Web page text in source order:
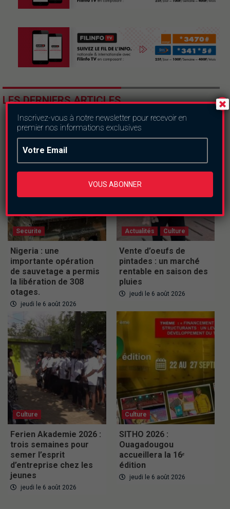
LES DERNIERS ARTICLES
Securite
Nigeria : une
importante opération
de sauvetage a permis
la libération de 308
otages.
jeudi le 6 août 2026
Actualités Culture
Vente d’oeufs de
pintades : un marché
rentable en saison des
pluies
jeudi le 6 août 2026
Culture
Ferien Akademie 2026 :
trois semaines pour
semer l’esprit
d’entreprise chez les
jeunes
jeudi le 6 août 2026
Culture
SITHO 2026 :
Ouagadougou
accueillera la 16ᵉ
édition
jeudi le 6 août 2026
Inscrivez-vous à notre newsletter pour recevoir en
premier nos informations exclusives
VOUS ABONNER